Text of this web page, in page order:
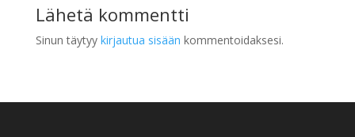
Lähetä kommentti
Sinun täytyy kirjautua sisään kommentoidaksesi.